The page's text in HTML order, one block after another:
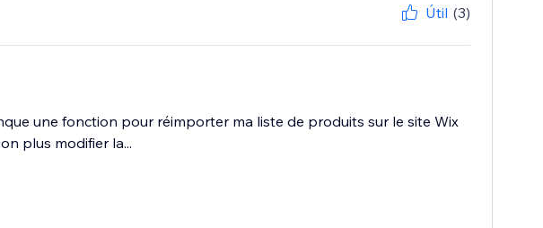
Útil (3)
une fonction pour réimporter ma liste de produits sur le site Wix
plus modifier la...